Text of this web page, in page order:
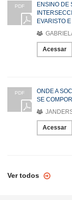
PDF
ENSINO DE
EVARISTO
Acessar
PDF
ONDE A
SE
Acessar
Ver todos